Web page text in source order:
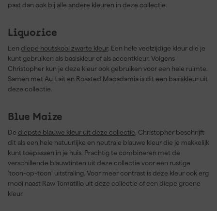
past dan ook bij alle andere kleuren in deze collectie.
Liquorice
Een diepe houtskool zwarte kleur. Een hele veelzijdige kleur die je
kunt gebruiken als basiskleur of als accentkleur. Volgens
Christopher kun je deze kleur ook gebruiken voor een hele ruimte.
Samen met Au Lait en Roasted Macadamia is dit een basiskleur uit
deze collectie.
Blue Maize
De diepste blauwe kleur uit deze collectie. Christopher beschrijft
dit als een hele natuurlijke en neutrale blauwe kleur die je makkelijk
kunt toepassen in je huis. Prachtig te combineren met de
verschillende blauwtinten uit deze collectie voor een rustige
‘toon-op-toon’ uitstraling. Voor meer contrast is deze kleur ook erg
mooi naast Raw Tomatillo uit deze collectie of een diepe groene
kleur.